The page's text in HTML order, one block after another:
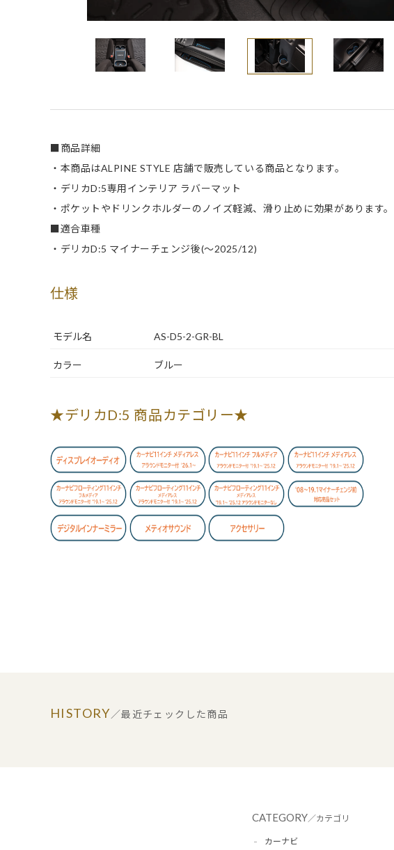
■商品詳細
・本商品はALPINE STYLE 店舗で販売している商品となります。
・デリカD:5専用インテリア ラバーマット
・ポケットやドリンクホルダーのノイズ軽減、滑り止めに効果があります。
■適合車種
・デリカD:5 マイナーチェンジ後(～2025/12)
仕様
モデル名 AS-D5-2-GR-BL
カラー ブルー
★デリカD:5 商品カテゴリー★
HISTORY／最近チェックした商品
CATEGORY／カテゴリ
カーナビ